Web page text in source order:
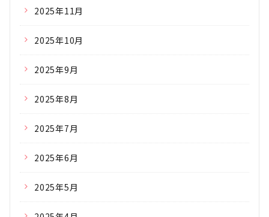
2025年11月
2025年10月
2025年9月
2025年8月
2025年7月
2025年6月
2025年5月